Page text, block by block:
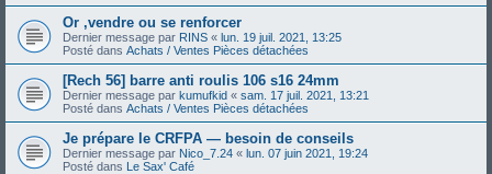
Or ,vendre ou se renforcer
Dernier message par RINS « lun. 19 juil. 2021, 13:25
Posté dans Achats / Ventes Pièces détachées
[Rech 56] barre anti roulis 106 s16 24mm
Dernier message par kumufkid « sam. 17 juil. 2021, 13:21
Posté dans Achats / Ventes Pièces détachées
Je prépare le CRFPA — besoin de conseils
Dernier message par Nico_7.24 « lun. 07 juin 2021, 19:24
Posté dans Le Sax' Café